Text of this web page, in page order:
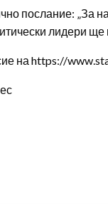
послание: „За
лидери
на https://